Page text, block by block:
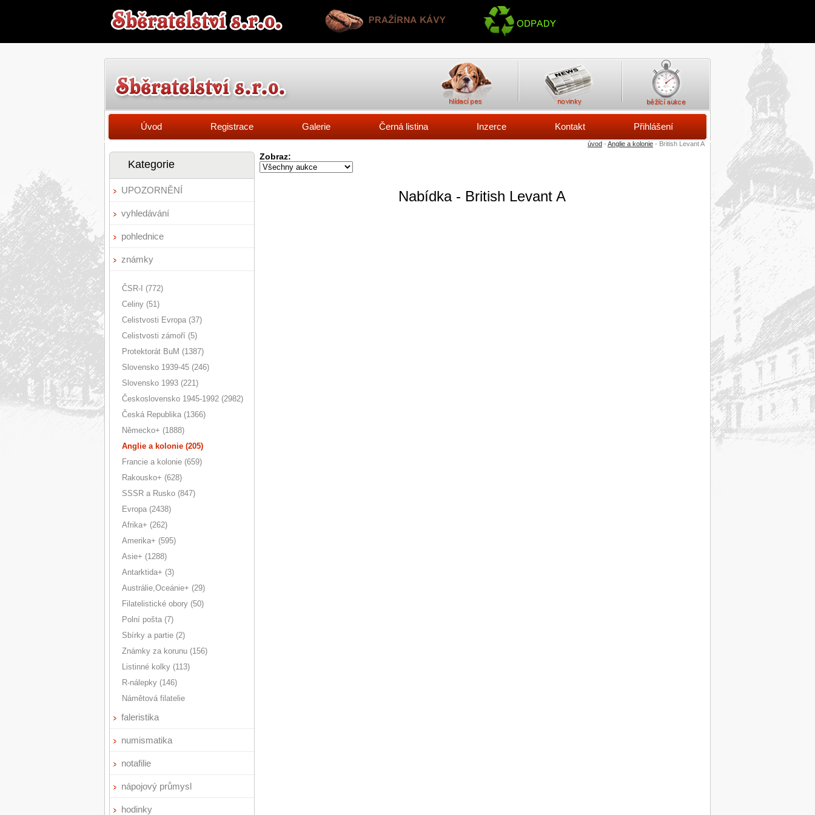
Úvod Registrace Galerie Černá listina Inzerce Kontakt Přihlášení
úvod - Anglie a kolonie - British Levant A
Kategorie
UPOZORNĚNÍ
vyhledávání
pohlednice
známky
ČSR-I (772)
Celiny (51)
Celistvosti Evropa (37)
Celistvosti zámoří (5)
Protektorát BuM (1387)
Slovensko 1939-45 (246)
Slovensko 1993 (221)
Československo 1945-1992 (2982)
Česká Republika (1366)
Německo+ (1888)
Anglie a kolonie (205)
Francie a kolonie (659)
Rakousko+ (628)
SSSR a Rusko (847)
Evropa (2438)
Afrika+ (262)
Amerika+ (595)
Asie+ (1288)
Antarktida+ (3)
Austrálie,Oceánie+ (29)
Filatelistické obory (50)
Polní pošta (7)
Sbírky a partie (2)
Známky za korunu (156)
Listinné kolky (113)
R-nálepky (146)
Námětová filatelie
faleristika
numismatika
notafilie
nápojový průmysl
hodinky
Zobraz:
Nabídka - British Levant A